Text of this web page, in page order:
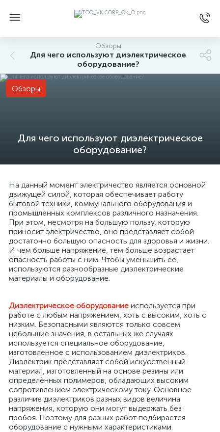
Обзоры
Для чего используют диэлектрическое
оборудование?
Для чего используют диэлектрическое
оборудование?
Обзоры
На данный момент электричество является основной
движущей силой, которая обеспечивает работу
бытовой техники, коммунального оборудования и
промышленных комплексов различного назначения.
При этом, несмотря на большую пользу, которую
приносит электричество, оно представляет собой
достаточно большую опасность для здоровья и жизни.
И чем больше напряжение, тем больше возрастает
опасность работы с ним. Чтобы уменьшить её,
используются разнообразные диэлектрические
материалы и оборудование.
Диэлектрическое оборудование используется при
работе с любым напряжением, хоть с высоким, хоть с
низким. Безопасными являются только совсем
небольшие значения, в остальных же случаях
используется специальное оборудование,
изготовленное с использованием диэлектриков.
Диэлектрик представляет собой искусственный
материал, изготовленный на основе резины или
определённых полимеров, обладающих высоким
сопротивлением электрическому току. Основное
различие диэлектриков разных видов величина
напряжения, которую они могут выдержать без
пробоя. Поэтому для разных работ подбирается
оборудование с нужными характеристиками.